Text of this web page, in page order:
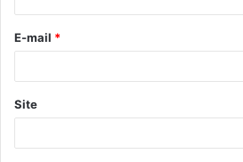
E-mail *
Site